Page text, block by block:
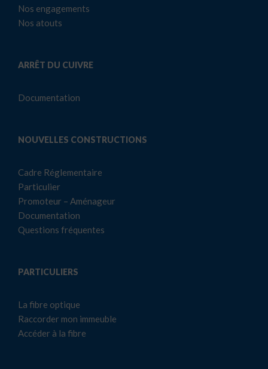
Nos engagements
Nos atouts
ARRÊT DU CUIVRE
Documentation
NOUVELLES CONSTRUCTIONS
Cadre Réglementaire
Particulier
Promoteur – Aménageur
Documentation
Questions fréquentes
PARTICULIERS
La fibre optique
Raccorder mon immeuble
Accéder à la fibre